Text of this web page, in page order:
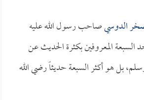
الدوسيصاحب رسول الله عليه
السبعة المعروفين بكثرة الحديث عن
بل هو أكثر السبعة حديثاً رضي الله